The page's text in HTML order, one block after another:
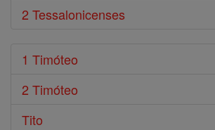
2 Tessalonicenses
1 Timóteo
2 Timóteo
Tito